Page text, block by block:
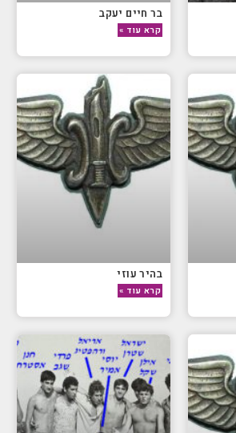
בר חיים יעקב
קרא עוד »
בהיר עוזי
קרא עוד »